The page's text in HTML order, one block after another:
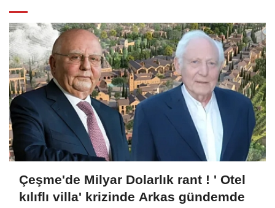
Çeşme'de Milyar Dolarlık rant ! ' Otel
kılıflı villa' krizinde Arkas gündemde